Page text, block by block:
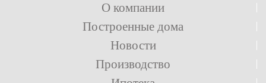
О компании
Построенные дома
Новости
Производство